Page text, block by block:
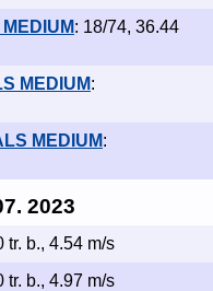
: 18/74, 36.44
MEDIUM:
MEDIUM:
2023
tr. b., 4.54 m/s
tr. b., 4.97 m/s